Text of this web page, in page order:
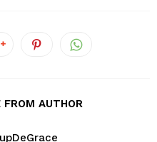
FROM AUTHOR